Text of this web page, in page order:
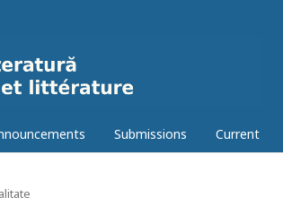
Submissions Current